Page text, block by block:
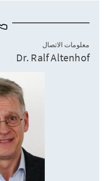
معلومات الاتصال
Dr. Ralf Altenhof